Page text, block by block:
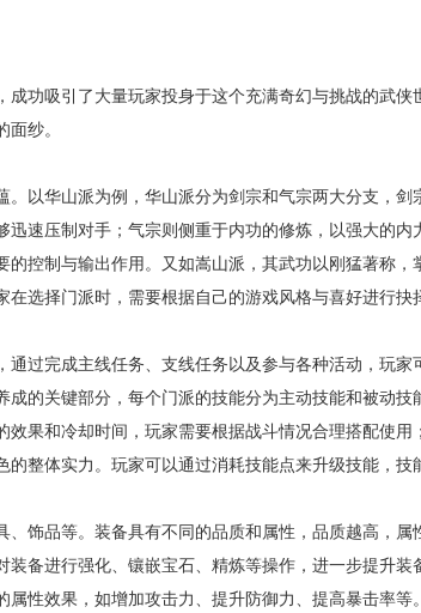
成功吸引了大量玩家投身于这个充满奇幻与挑战的武侠
纱。
以华山派为例，华山派分为剑宗和气宗两大分支，剑
速压制对手；气宗则侧重于内功的修炼，以强大的内
控制与输出作用。又如嵩山派，其武功以刚猛著称，
选择门派时，需要根据自己的游戏风格与喜好进行抉
过完成主线任务、支线任务以及参与各种活动，玩家
的关键部分，每个门派的技能分为主动技能和被动技
果和冷却时间，玩家需要根据战斗情况合理搭配使用
整体实力。玩家可以通过消耗技能点来升级技能，技
饰品等。装备具有不同的品质和属性，品质越高，属
备进行强化、镶嵌宝石、精炼等操作，进一步提升装
性效果，如增加攻击力、提升防御力、提高暴击率等